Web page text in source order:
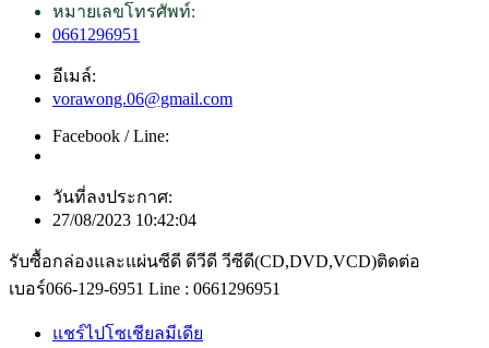
หมายเลขโทรศัพท์:
0661296951
อีเมล์:
vorawong.06@gmail.com
Facebook / Line:
วันที่ลงประกาศ:
27/08/2023 10:42:04
รับซื้อกล่องและแผ่นซีดี ดีวีดี วีซีดี(CD,DVD,VCD)ติดต่อ
เบอร์066-129-6951 Line : 0661296951
แชร์ไปโซเชียลมีเดีย